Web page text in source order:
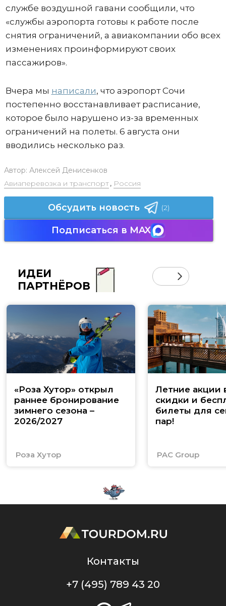
службе воздушной гавани сообщили, что
«службы аэропорта готовы к работе после
снятия ограничений, а авиакомпании обо всех
изменениях проинформируют своих
пассажиров».
Вчера мы написали, что аэропорт Сочи
постепенно восстанавливает расписание,
которое было нарушено из-за временных
ограничений на полеты. 6 августа они
вводились несколько раз.
Автор: Алексей Денисенков
Авиаперевозка и транспорт, Россия
Обсудить новость (2)
Подписаться в MAX
ИДЕИ
ПАРТНЁРОВ
«Роза Хутор» открыл
раннее бронирование
зимнего сезона –
2026/2027
Роза Хутор
Летние акции
скидки и
билеты для
пар!
PAC Group
Контакты
+7 (495) 789 43 20